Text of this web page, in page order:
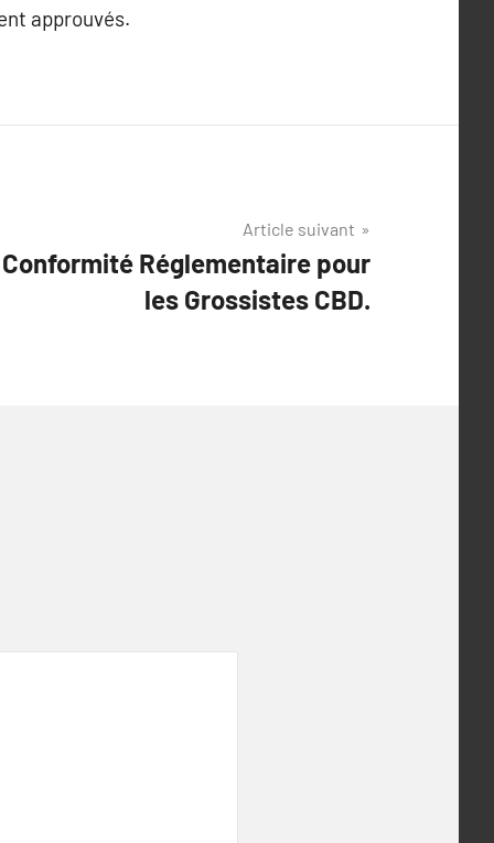
approuvés.
Article suivant
Réglementaire pour
les Grossistes CBD.